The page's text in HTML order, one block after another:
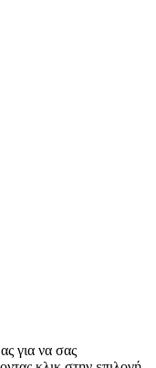
για να σας